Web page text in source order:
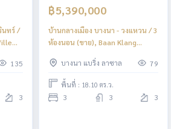
นทร์ /
135
3
฿5,390,000
บ้านกลางเมือง บางนา - วงแหวน / 3
ห้องนอน (ขาย), Baan Klang
Bedrooms (FOR SALE) POON272
บางนา แบริ่ง ลาซาล 79
พื้นที่ : 18.10 ตร.ว.
3 3 3